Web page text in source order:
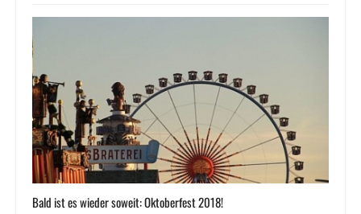
Bald ist es wieder soweit: Oktoberfest 2018!